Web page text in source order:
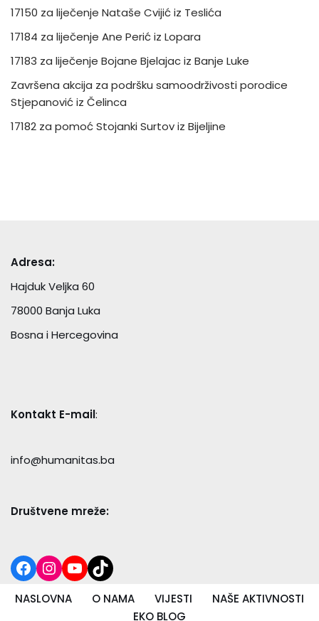
17150 za liječenje Nataše Cvijić iz Teslića
17184 za liječenje Ane Perić iz Lopara
17183 za liječenje Bojane Bjelajac iz Banje Luke
Završena akcija za podršku samoodrživosti porodice
Stjepanović iz Čelinca
17182 za pomoć Stojanki Surtov iz Bijeljine
Adresa:
Hajduk Veljka 60
78000 Banja Luka
Bosna i Hercegovina
Kontakt E-mail:
info@humanitas.ba
Društvene mreže:
NASLOVNA O NAMA VIJESTI
NAŠE AKTIVNOSTI
EKO BLOG